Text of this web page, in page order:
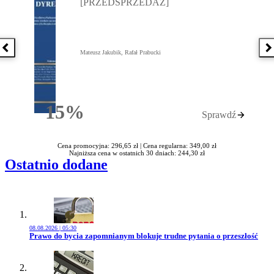
Poprzednia książka
15%Rabatu
[PRZEDSPRZEDAŻ]
Mateusz Jakubik, Rafał Prabucki
Sprawdź
Cena promocyjna: 296,65 zł | Cena regularna: 349,00 zł
Najniższa cena w ostatnich 30 dniach: 244,30 zł
Ostatnio dodane
08.08.2026 | 05:30
Przejdź do artykułu:
Prawo do bycia zapomnianym blokuje trudne pytania o przeszłość